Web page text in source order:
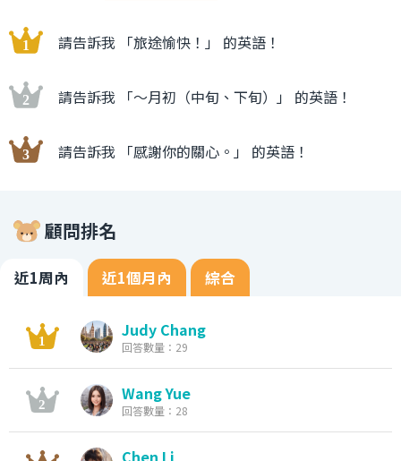
請告訴我 「旅途愉快！」 的英語！
請告訴我 「〜月初（中旬、下旬）」 的英語！
請告訴我 「感謝你的關心。」 的英語！
顧問排名
近1周內 近1個月內 綜合
Judy Chang
回答數量：29
Wang Yue
回答數量：28
Chen Li